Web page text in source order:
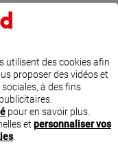
utilisent des cookies afin
proposer des vidéos et
à des fins
pour en savoir plus.
et personnaliser vos
.